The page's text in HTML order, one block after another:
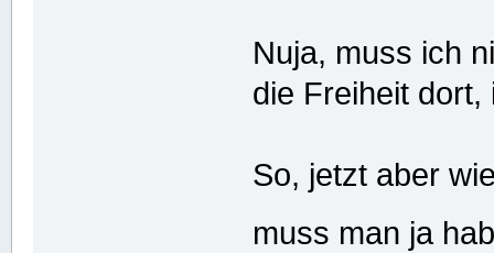
Nuja, muss ich
die Freiheit
So, jetzt aber
muss man ja